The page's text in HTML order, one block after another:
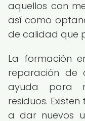
aquellos con
así como
de calidad que
La formación
reparación de
ayuda para
residuos.
a dar nuevos